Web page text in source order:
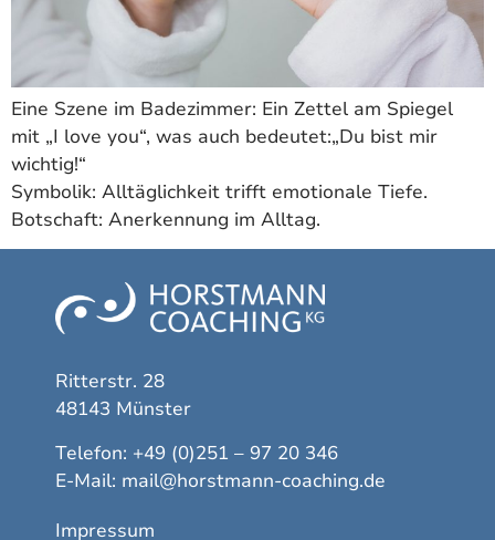
Eine Szene im Badezimmer: Ein Zettel am Spiegel
mit „I love you“, was auch bedeutet:„Du bist mir
wichtig!“
Symbolik: Alltäglichkeit trifft emotionale Tiefe.
Botschaft: Anerkennung im Alltag.
Ritterstr. 28
48143 Münster
Telefon: +49 (0)251 – 97 20 346
E-Mail: mail@horstmann-coaching.de
Impressum